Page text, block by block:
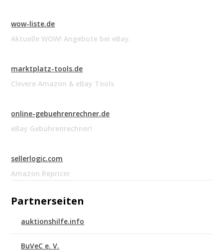
wow-liste.de
Aktuelle WOW! Angebote bei eBay.
marktplatz-tools.de
Clevere Amazon & eBay Tools
online-gebuehrenrechner.de
eBay Gebührenrechner!
sellerlogic.com
Amazon Repricer
Partnerseiten
auktionshilfe.info
BuVeC e. V.